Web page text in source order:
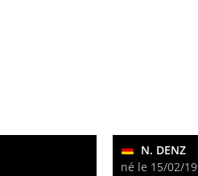
N. DENZ
né le 15/02/